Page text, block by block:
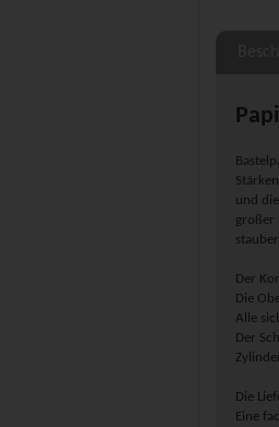
und
großer
Der
Die
Alle
Der
Die
Eine